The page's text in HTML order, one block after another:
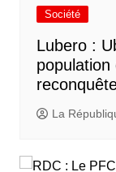
Société
Lubero :
population
La